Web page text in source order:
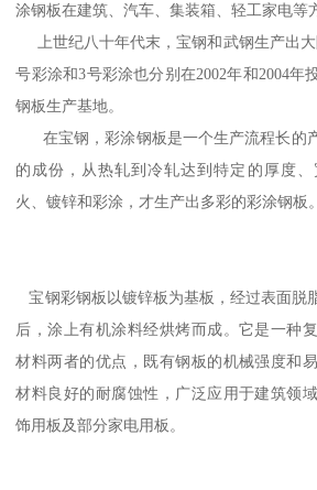
涂钢板在建筑、汽车、集装箱、轻工家电等
上世纪八十年代末，宝钢和武钢生产出大
号彩涂和3号彩涂也分别在2002年和2004年
钢板生产基地。
在宝钢，彩涂钢板是一个生产流程长的
的成份，从热轧到冷轧达到特定的厚度
火、镀锌和彩涂，才生产出多彩的彩涂钢板。
宝钢彩钢板以镀锌板为基板，经过表面脱
后，涂上有机涂料经烘烤而成。它是一种
材料两者的优点，既有钢板的机械强度和
材料良好的耐腐蚀性，广泛应用于建筑领
饰用板及部分家电用板。